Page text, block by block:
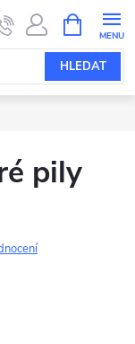
HLEDAT
NÁKUPNÍ
KOŠÍK
pily